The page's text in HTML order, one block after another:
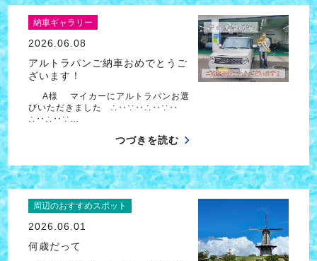
納車ギャラリー
2026.06.08
アルトラパンご納車おめでとうご
ざいます！
A様 マイカーにアルトラパンお選
びいただきました ∴‥∵‥∴‥∵‥
∴‥∴‥∵…
つづきを読む
周辺のおすすめスポット
2026.06.01
何歳だって